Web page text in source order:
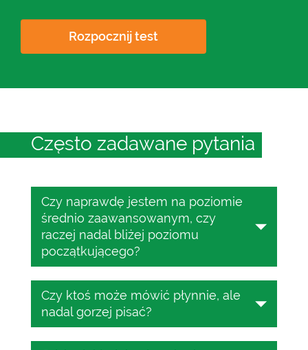
Rozpocznij test
Często zadawane pytania
Czy naprawdę jestem na poziomie
średnio zaawansowanym, czy
raczej nadal bliżej poziomu
początkującego?
Jeśli znane zadania idą gładko, nawet
przy sporadycznych przerwach lub
uproszczonym sformułowaniu, to jest
to poziom średniozaawansowany –
Czy ktoś może mówić płynnie, ale
nadal gorzej pisać?